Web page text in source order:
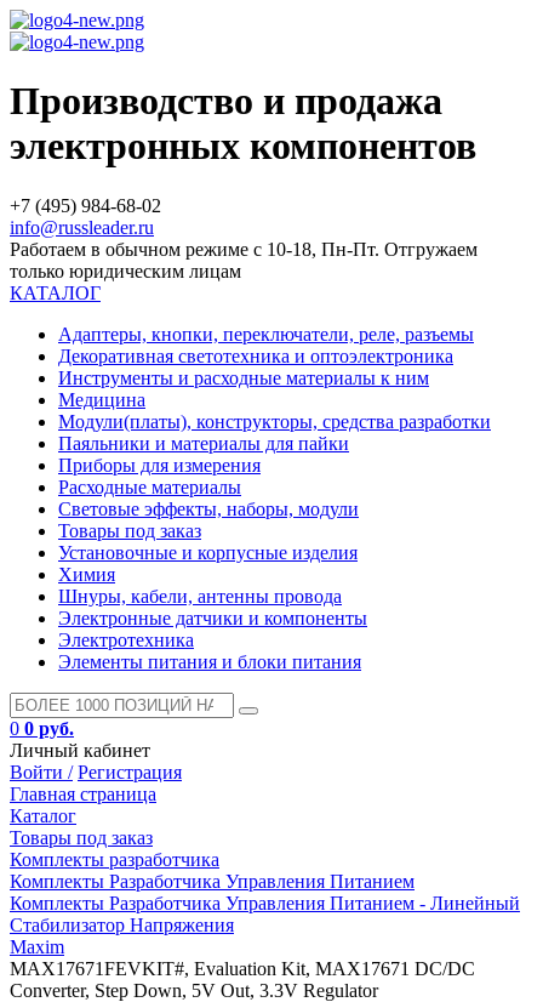
Производство и продажа
электронных компонентов
+7 (495) 984-68-02
info@russleader.ru
Работаем в обычном режиме с 10-18, Пн-Пт. Отгружаем
только юридическим лицам
КАТАЛОГ
Адаптеры, кнопки, переключатели, реле, разъемы
Декоративная светотехника и оптоэлектроника
Инструменты и расходные материалы к ним
Медицина
Модули(платы), конструкторы, средства разработки
Паяльники и материалы для пайки
Приборы для измерения
Расходные материалы
Световые эффекты, наборы, модули
Товары под заказ
Установочные и корпусные изделия
Химия
Шнуры, кабели, антенны провода
Электронные датчики и компоненты
Электротехника
Элементы питания и блоки питания
0 0 руб.
Личный кабинет
Войти / Регистрация
Главная страница
Каталог
Товары под заказ
Комплекты разработчика
Комплекты Разработчика Управления Питанием
Комплекты Разработчика Управления Питанием - Линейный
Стабилизатор Напряжения
Maxim
MAX17671FEVKIT#, Evaluation Kit, MAX17671 DC/DC
Converter, Step Down, 5V Out, 3.3V Regulator